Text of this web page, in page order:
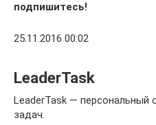
подпишитесь!
25.11.2016 00:02
LeaderTask
LeaderTask — персональный
задач.